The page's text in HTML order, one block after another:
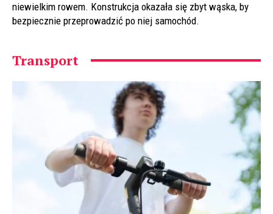
niewielkim rowem. Konstrukcja okazała się zbyt wąska, by
bezpiecznie przeprowadzić po niej samochód.
Transport